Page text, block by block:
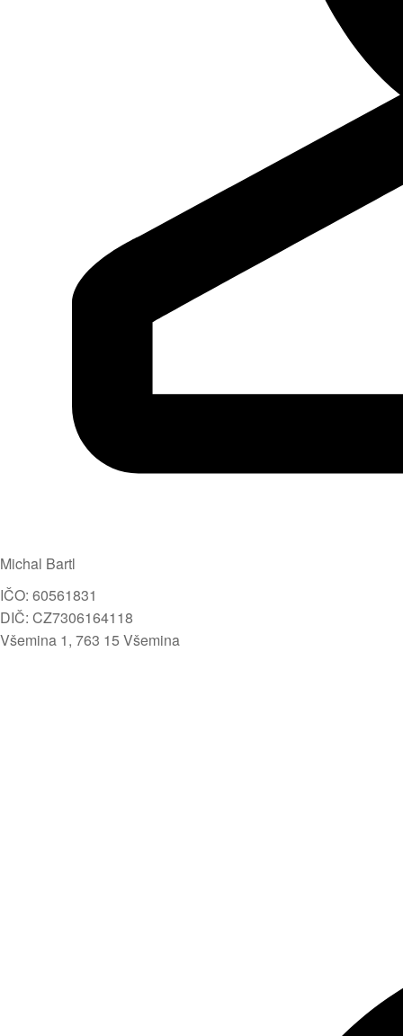
Michal Bartl
IČO: 60561831
DIČ: CZ7306164118
Všemina 1, 763 15 Všemina